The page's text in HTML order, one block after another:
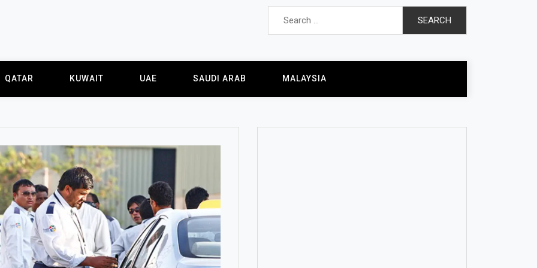
Search
QATAR KUWAIT UAE SAUDI ARAB MALAYSIA